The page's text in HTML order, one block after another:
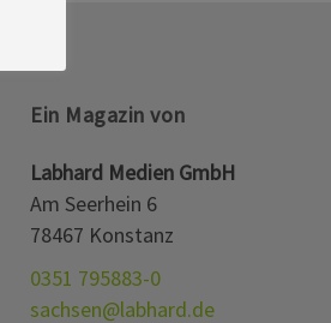
Ein Magazin von
Labhard Medien GmbH
Am Seerhein 6
78467 Konstanz
0351 795883-0
sachsen@labhard.de